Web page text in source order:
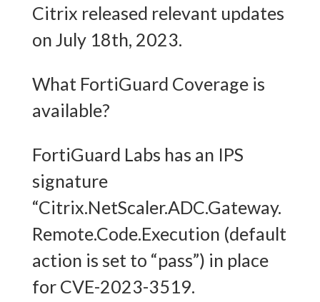
Citrix released relevant updates
on July 18th, 2023.
What FortiGuard Coverage is
available?
FortiGuard Labs has an IPS
signature
“Citrix.NetScaler.ADC.Gateway.
Remote.Code.Execution (default
action is set to “pass”) in place
for CVE-2023-3519.